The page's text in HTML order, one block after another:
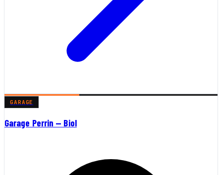
GARAGE
Garage Perrin — Biol